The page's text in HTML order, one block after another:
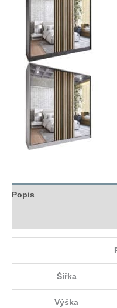
Popis
Šířka
Výška